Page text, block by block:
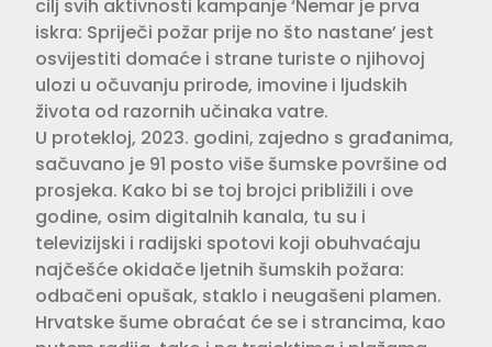
cilj svih aktivnosti kampanje ‘Nemar je prva
iskra: Spriječi požar prije no što nastane’ jest
osvijestiti domaće i strane turiste o njihovoj
ulozi u očuvanju prirode, imovine i ljudskih
života od razornih učinaka vatre.
U protekloj, 2023. godini, zajedno s građanima,
sačuvano je 91 posto više šumske površine od
prosjeka. Kako bi se toj brojci približili i ove
godine, osim digitalnih kanala, tu su i
televizijski i radijski spotovi koji obuhvaćaju
najčešće okidače ljetnih šumskih požara:
odbačeni opušak, staklo i neugašeni plamen.
Hrvatske šume obraćat će se i strancima, kao